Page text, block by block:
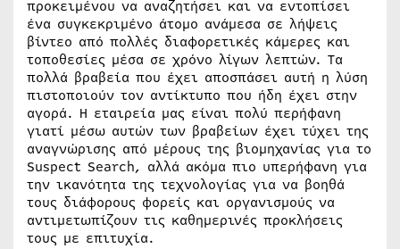
προκειμένου να αναζητήσει και να εντοπίσει
ένα συγκεκριμένο άτομο ανάμεσα σε λήψεις
βίντεο από πολλές διαφορετικές κάμερες και
τοποθεσίες μέσα σε χρόνο λίγων λεπτών. Τα
πολλά βραβεία που έχει αποσπάσει αυτή η λύση
πιστοποιούν τον αντίκτυπο που ήδη έχει στην
αγορά. Η εταιρεία μας είναι πολύ περήφανη
γιατί μέσω αυτών των βραβείων έχει τύχει της
αναγνώρισης από μέρους της βιομηχανίας για το
Suspect Search, αλλά ακόμα πιο υπερήφανη για
την ικανότητα της τεχνολογίας για να βοηθά
τους διάφορους φορείς και οργανισμούς να
αντιμετωπίζουν τις καθημερινές προκλήσεις
τους με επιτυχία.